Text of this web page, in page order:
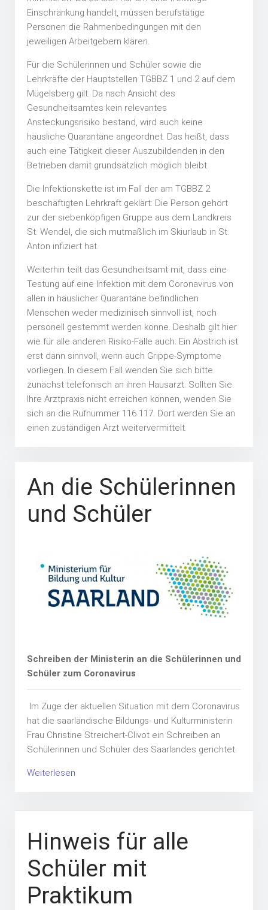
Einschränkung handelt, müssen berufstätige
Personen die Rahmenbedingungen mit den
jeweiligen Arbeitgebern klären.
Für die Schülerinnen und Schüler sowie die
Lehrkräfte der Hauptstellen TGBBZ 1 und 2 auf dem
Mügelsberg gilt: Da nach Ansicht des
Gesundheitsamtes kein relevantes
Ansteckungsrisiko bestand, wird auch keine
häusliche Quarantäne angeordnet. Das heißt, dass
auch eine Tätigkeit dieser Auszubildenden in den
Betrieben damit grundsätzlich möglich bleibt.
Die Infektionskette ist im Fall der am TGBBZ 2
beschäftigten Lehrkraft geklärt: Die Person gehört
zur der siebenköpfigen Gruppe aus dem Landkreis
St. Wendel, die sich mutmaßlich im Skiurlaub in St.
Anton infiziert hat.
Weiterhin teilt das Gesundheitsamt mit, dass eine
Testung auf eine Infektion mit dem Coronavirus von
allen in häuslicher Quarantäne befindlichen
Menschen weder medizinisch sinnvoll ist, noch
personell gestemmt werden könne. Deshalb gilt hier
wie für alle anderen Risiko-Fälle auch: Ein Abstrich ist
erst dann sinnvoll, wenn auch Grippe-Symptome
vorliegen. In diesem Fall wenden Sie sich bitte
zunächst telefonisch an ihren Hausarzt. Sollten Sie
Ihre Arztpraxis nicht erreichen können, wenden Sie
sich an die Rufnummer 116 117. Dort werden Sie an
einen zuständigen Arzt weitervermittelt.
An die Schülerinnen
und Schüler
Schreiben der Ministerin an die Schülerinnen und
Schüler zum Coronavirus
Im Zuge der aktuellen Situation mit dem Coronavirus
hat die saarländische Bildungs- und Kulturministerin
Frau Christine Streichert-Clivot ein Schreiben an
Schülerinnen und Schüler des Saarlandes gerichtet.
Weiterlesen
Hinweis für alle
Schüler mit
Praktikum